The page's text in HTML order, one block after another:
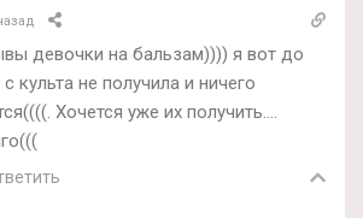
девочки на бальзам)))) я вот до
культа не получила и ничего
Хочется уже их получить….